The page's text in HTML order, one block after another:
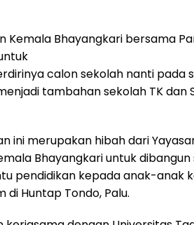
Kemala Bhayangkari bersama
calon sekolah nanti pada
tambahan sekolah TK dan
ini merupakan hibah dari
Bhayangkari untuk
pendidikan kepada anak-anak
di Huntap Tondo, Palu.